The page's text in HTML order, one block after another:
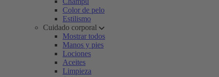
Color de pelo
Estilismo
Cuidado corporal
Mostrar todos
Manos y pies
Lociones
Aceites
Limpieza